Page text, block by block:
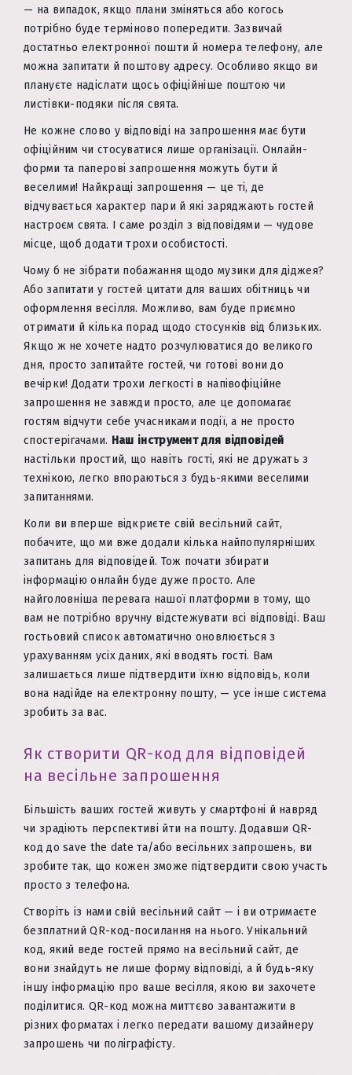
— на випадок, якщо плани зміняться або когось
потрібно буде терміново попередити. Зазвичай
достатньо електронної пошти й номера телефону, але
можна запитати й поштову адресу. Особливо якщо ви
плануєте надіслати щось офіційніше поштою чи
листівки-подяки після свята.
Не кожне слово у відповіді на запрошення має бути
офіційним чи стосуватися лише організації. Онлайн-
форми та паперові запрошення можуть бути й
веселими! Найкращі запрошення — це ті, де
відчувається характер пари й які заряджають гостей
настроєм свята. І саме розділ з відповідями — чудове
місце, щоб додати трохи особистості.
Чому б не зібрати побажання щодо музики для діджея?
Або запитати у гостей цитати для ваших обітниць чи
оформлення весілля. Можливо, вам буде приємно
отримати й кілька порад щодо стосунків від близьких.
Якщо ж не хочете надто розчулюватися до великого
дня, просто запитайте гостей, чи готові вони до
вечірки! Додати трохи легкості в напівофіційне
запрошення не завжди просто, але це допомагає
гостям відчути себе учасниками події, а не просто
спостерігачами. Наш інструмент для відповідей
настільки простий, що навіть гості, які не дружать з
технікою, легко впораються з будь-якими веселими
запитаннями.
Коли ви вперше відкриєте свій весільний сайт,
побачите, що ми вже додали кілька найпопулярніших
запитань для відповідей. Тож почати збирати
інформацію онлайн буде дуже просто. Але
найголовніша перевага нашої платформи в тому, що
вам не потрібно вручну відстежувати всі відповіді. Ваш
гостьовий список автоматично оновлюється з
урахуванням усіх даних, які вводять гості. Вам
залишається лише підтвердити їхню відповідь, коли
вона надійде на електронну пошту, — усе інше система
зробить за вас.
Як створити QR-код для відповідей
на весільне запрошення
Більшість ваших гостей живуть у смартфоні й навряд
чи зрадіють перспективі йти на пошту. Додавши QR-
код до save the date та/або весільних запрошень, ви
зробите так, що кожен зможе підтвердити свою участь
просто з телефона.
Створіть із нами свій весільний сайт — і ви отримаєте
безплатний QR-код-посилання на нього. Унікальний
код, який веде гостей прямо на весільний сайт, де
вони знайдуть не лише форму відповіді, а й будь-яку
іншу інформацію про ваше весілля, якою ви захочете
поділитися. QR-код можна миттєво завантажити в
різних форматах і легко передати вашому дизайнеру
запрошень чи поліграфісту.